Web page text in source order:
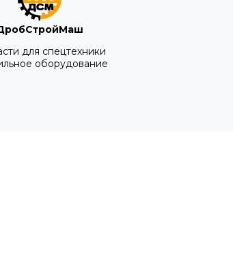
для спецтехники
оборудование